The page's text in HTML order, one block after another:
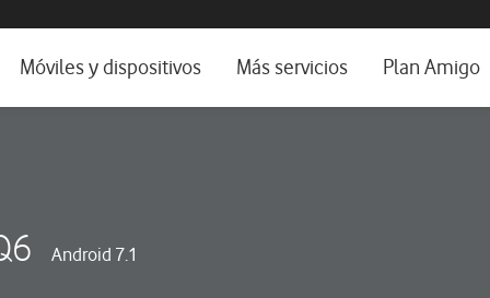
e idioma
Móviles y dispositivos Más servicios Plan Amigo
Android 7.1